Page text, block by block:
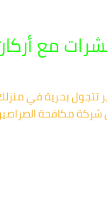
تتجول بحرية في
شركة مكافحة